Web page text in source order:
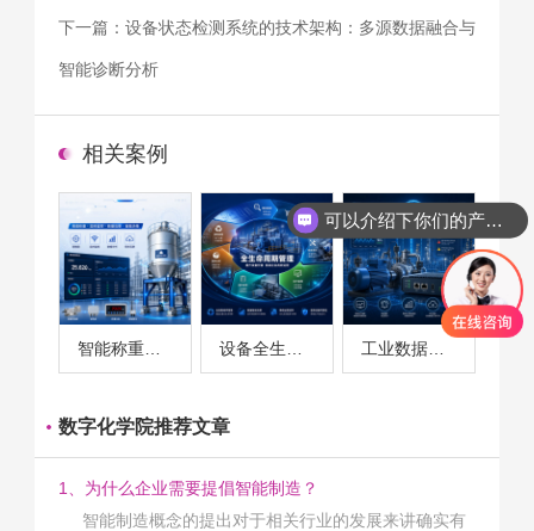
下一篇： 设备状态检测系统的技术架构：多源数据融合与
智能诊断分析
相关案例
智能称重系统案例 工业数据采集与设备监控案例
数字化学院推荐文章
1、为什么企业需要提倡智能制造？
智能制造概念的提出对于相关行业的发展来讲确实有
可以介绍下你们的产品么